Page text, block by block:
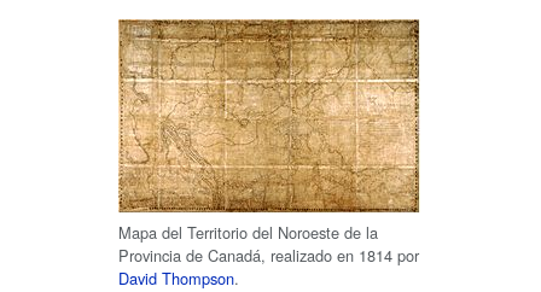
Mapa del Territorio del Noroeste de la
Provincia de Canadá, realizado en 1814 por
David Thompson.